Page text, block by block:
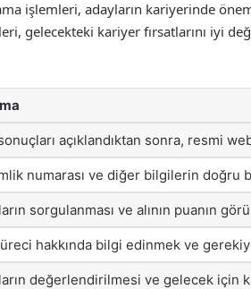
işlemleri, adayların kariyerinde
gelecekteki kariyer fırsatlarını iyi
açıklandıktan sonra, resmi
numarası ve diğer bilgilerin doğru
sorgulanması ve alının puanın
hakkında bilgi edinmek ve
değerlendirilmesi ve gelecek için